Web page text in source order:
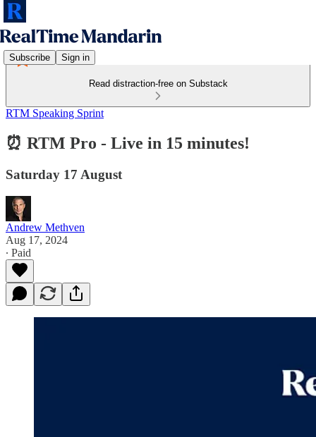
Subscribe Sign in
Read distraction-free on Substack
RTM Speaking Sprint
⏰ RTM Pro - Live in 15 minutes!
Saturday 17 August
Andrew Methven
Aug 17, 2024
∙ Paid